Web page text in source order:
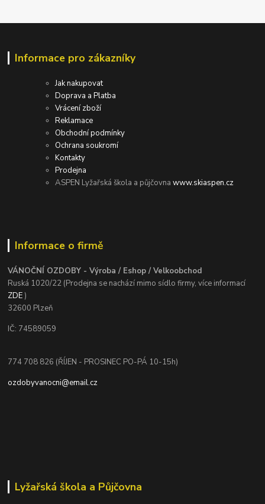
Informace pro zákazníky
Jak nakupovat
Doprava a Platba
Vrácení zboží
Reklamace
Obchodní podmínky
Ochrana soukromí
Kontakty
Prodejna
ASPEN Lyžařská škola a půjčovnawww.skiaspen.cz
Informace o firmě
VÁNOČNÍ OZDOBY - Výroba / Eshop / Velkoobchod
Ruská 1020/22 (Prodejna se nachází mimo sídlo firmy, více informací
ZDE)
32600 Plzeň
IČ: 74589059
774 708 826 (ŘÍJEN - PROSINEC PO-PÁ 10-15h)
ozdobyvanocni@email.cz
Lyžařská škola a Půjčovna